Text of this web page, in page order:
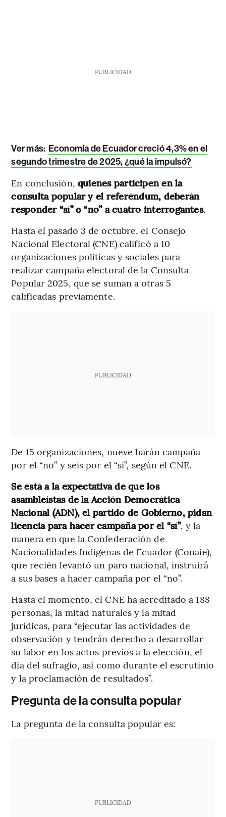
PUBLICIDAD
Ver más: Economía de Ecuador creció 4,3% en el
segundo trimestre de 2025, ¿qué la impulsó?
En conclusión, quienes participen en la
consulta popular y el referéndum, deberán
responder “sí” o “no” a cuatro interrogantes.
Hasta el pasado 3 de octubre, el Consejo
Nacional Electoral (CNE) calificó a 10
organizaciones políticas y sociales para
realizar campaña electoral de la Consulta
Popular 2025, que se suman a otras 5
calificadas previamente.
PUBLICIDAD
De 15 organizaciones, nueve harán campaña
por el “no” y seis por el “sí”, según el CNE.
Se está a la expectativa de que los
asambleístas de la Acción Democrática
Nacional (ADN), el partido de Gobierno, pidan
licencia para hacer campaña por el “sí”, y la
manera en que la Confederación de
Nacionalidades Indígenas de Ecuador (Conaie),
que recién levantó un paro nacional, instruirá
a sus bases a hacer campaña por el “no”.
Hasta el momento, el CNE ha acreditado a 188
personas, la mitad naturales y la mitad
jurídicas, para “ejecutar las actividades de
observación y tendrán derecho a desarrollar
su labor en los actos previos a la elección, el
día del sufragio, así como durante el escrutinio
y la proclamación de resultados”.
Pregunta de la consulta popular
La pregunta de la consulta popular es:
PUBLICIDAD